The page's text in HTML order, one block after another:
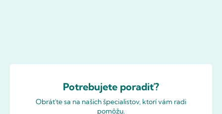
Potrebujete poradiť?
Obráťte sa na našich špecialistov, ktorí vám radi
pomôžu.